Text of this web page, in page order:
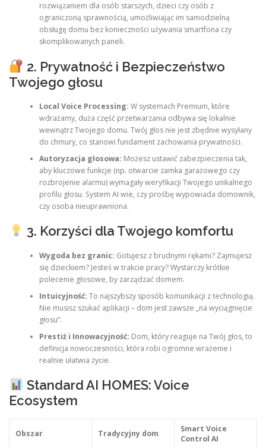
rozwiązaniem dla osób starszych, dzieci czy osób z
ograniczoną sprawnością, umożliwiając im samodzielną
obsługę domu bez konieczności używania smartfona czy
skomplikowanych paneli.
2. Prywatność i Bezpieczeństwo
Twojego głosu
Local Voice Processing: W systemach Premium, które
wdrażamy, duża część przetwarzania odbywa się lokalnie
wewnątrz Twojego domu. Twój głos nie jest zbędnie wysyłany
do chmury, co stanowi fundament zachowania prywatności.
Autoryzacja głosowa: Możesz ustawić zabezpieczenia tak,
aby kluczowe funkcje (np. otwarcie zamka garażowego czy
rozbrojenie alarmu) wymagały weryfikacji Twojego unikalnego
profilu głosu. System AI wie, czy prośbę wypowiada domownik,
czy osoba nieuprawniona.
3. Korzyści dla Twojego komfortu
Wygoda bez granic: Gotujesz z brudnymi rękami? Zajmujesz
się dzieckiem? Jesteś w trakcie pracy? Wystarczy krótkie
polecenie głosowe, by zarządzać domem.
Intuicyjność: To najszybszy sposób komunikacji z technologią.
Nie musisz szukać aplikacji – dom jest zawsze „na wyciągnięcie
głosu”.
Prestiż i Innowacyjność: Dom, który reaguje na Twój głos, to
definicja nowoczesności, która robi ogromne wrażenie i
realnie ułatwia życie.
Standard AI HOMES: Voice
Ecosystem
Obszar Tradycyjny dom
Smart Voice
Control AI